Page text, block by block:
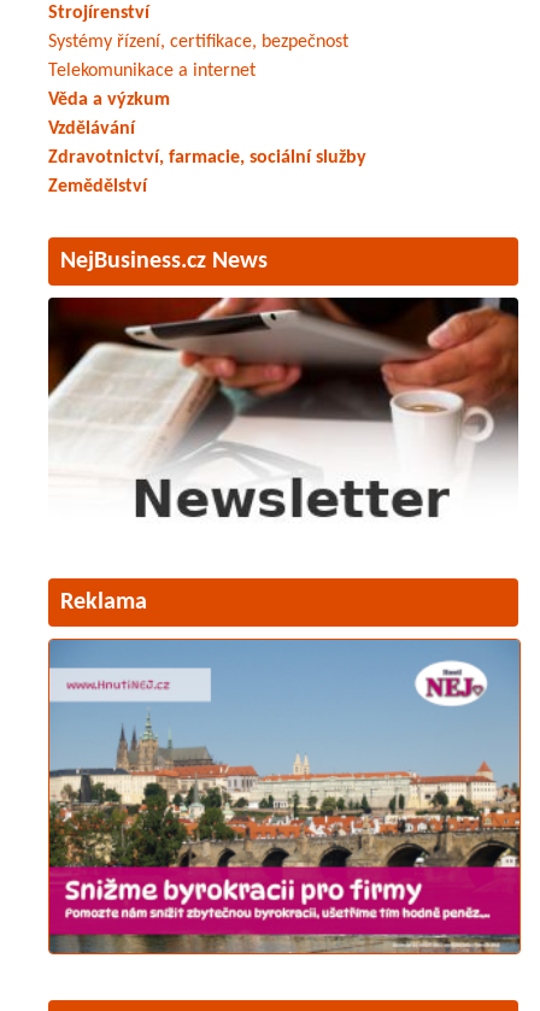
Strojírenství
Systémy řízení, certifikace, bezpečnost
Telekomunikace a internet
Věda a výzkum
Vzdělávání
Zdravotnictví, farmacie, sociální služby
Zemědělství
NejBusiness.cz News
Reklama